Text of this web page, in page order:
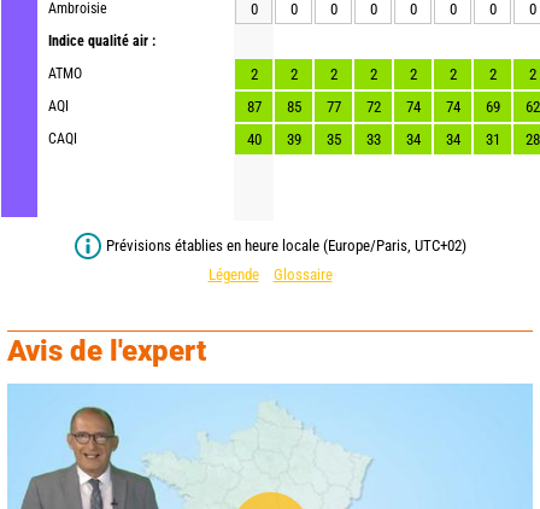
Ambroisie
Indice qualité air :
ATMO
AQI
CAQI
0
0 0 0 0 0 0 0
2 2 2 2 2 2 2
2
87
85 77 72 74 74 69
62
40
39 35 33 34 34 31 28
Prévisions établies en heure locale (Europe/Paris, UTC+02)
Légende
Glossaire
Avis de l'expert